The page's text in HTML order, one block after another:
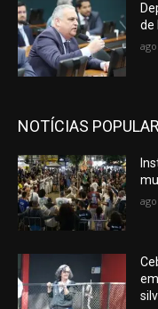
de
NOTÍCIAS